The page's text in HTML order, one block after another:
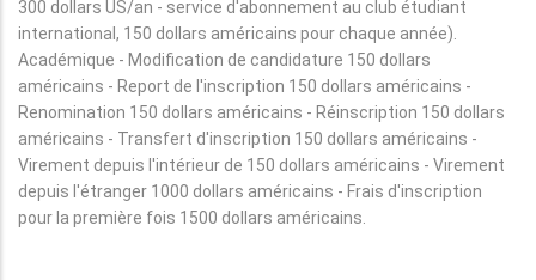
300 dollars US/an - service d'abonnement au club étudiant
international, 150 dollars américains pour chaque année).
Académique - Modification de candidature 150 dollars
américains - Report de l'inscription 150 dollars américains -
Renomination 150 dollars américains - Réinscription 150 dollars
américains - Transfert d'inscription 150 dollars américains -
Virement depuis l'intérieur de 150 dollars américains - Virement
depuis l'étranger 1000 dollars américains - Frais d'inscription
pour la première fois 1500 dollars américains.